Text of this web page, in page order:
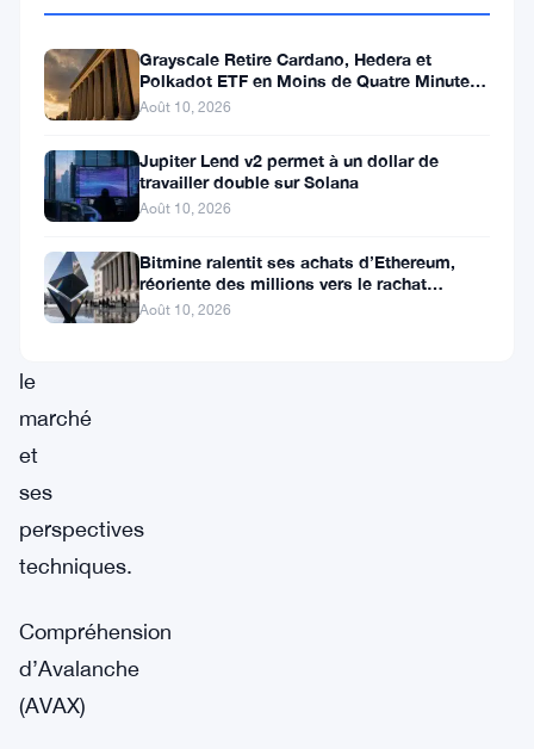
Plongeons
plus
profondément
dans
performance
actuelle
le
marché
et
ses
perspectives
techniques.
Compréhension
d’Avalanche
(AVAX)
Grayscale Retire Cardano, Hedera et
Polkadot ETF en Moins de Quatre Minutes
à la SEC
Août 10, 2026
Jupiter Lend v2 permet à un dollar de
travailler double sur Solana
Août 10, 2026
Bitmine ralentit ses achats d’Ethereum,
réoriente des millions vers le rachat
d’actions
Août 10, 2026